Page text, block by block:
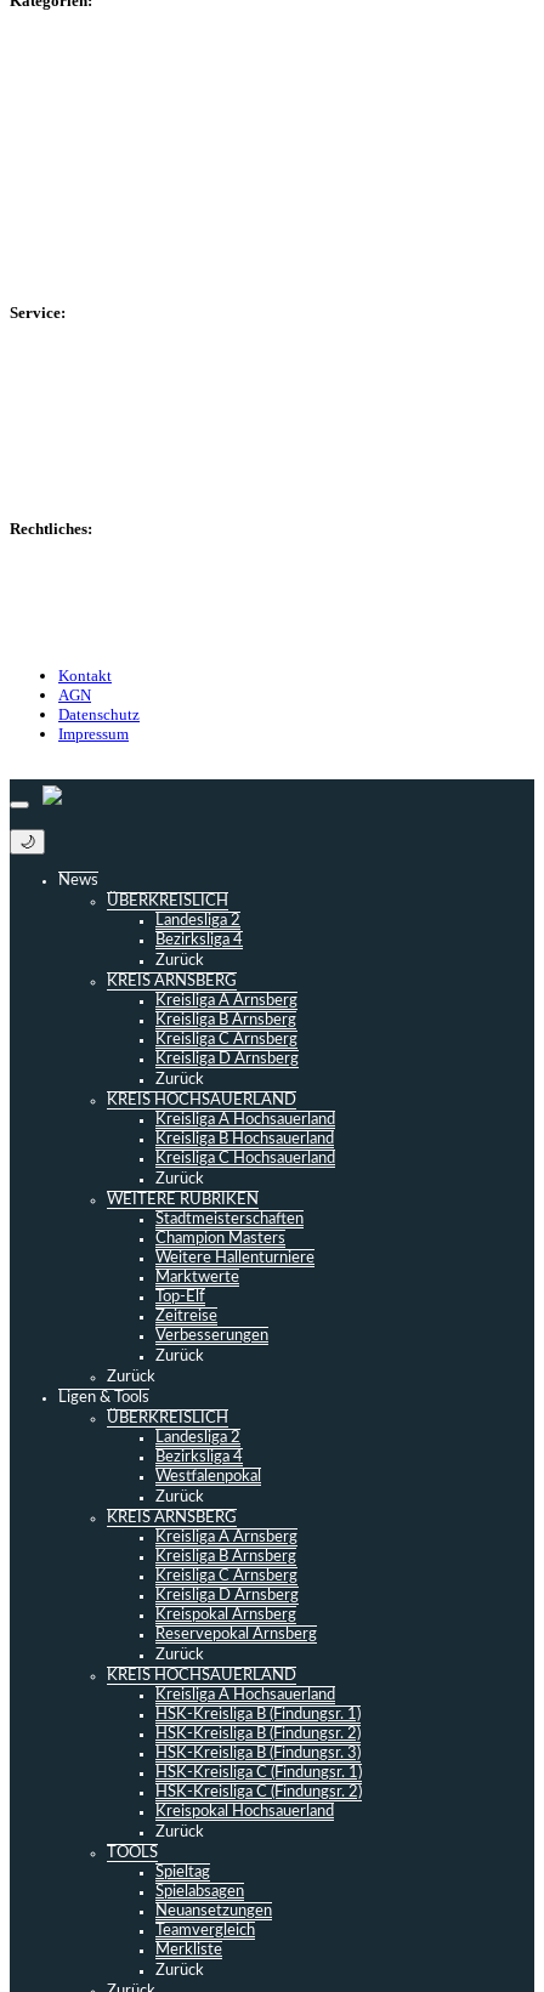
Service:
Rechtliches:
Kontakt
AGN
Datenschutz
Impressum
🌙
News
ÜBERKREISLICH
Landesliga 2
Bezirksliga 4
Zurück
KREIS ARNSBERG
Kreisliga A Arnsberg
Kreisliga B Arnsberg
Kreisliga C Arnsberg
Kreisliga D Arnsberg
Zurück
KREIS HOCHSAUERLAND
Kreisliga A Hochsauerland
Kreisliga B Hochsauerland
Kreisliga C Hochsauerland
Zurück
WEITERE RUBRIKEN
Stadtmeisterschaften
Champion Masters
Weitere Hallenturniere
Marktwerte
Top-Elf
Zeitreise
Verbesserungen
Zurück
Zurück
Ligen & Tools
ÜBERKREISLICH
Landesliga 2
Bezirksliga 4
Westfalenpokal
Zurück
KREIS ARNSBERG
Kreisliga A Arnsberg
Kreisliga B Arnsberg
Kreisliga C Arnsberg
Kreisliga D Arnsberg
Kreispokal Arnsberg
Reservepokal Arnsberg
Zurück
KREIS HOCHSAUERLAND
Kreisliga A Hochsauerland
HSK-Kreisliga B (Findungsr. 1)
HSK-Kreisliga B (Findungsr. 2)
HSK-Kreisliga B (Findungsr. 3)
HSK-Kreisliga C (Findungsr. 1)
HSK-Kreisliga C (Findungsr. 2)
Kreispokal Hochsauerland
Zurück
TOOLS
Spieltag
Spielabsagen
Neuansetzungen
Teamvergleich
Merkliste
Zurück